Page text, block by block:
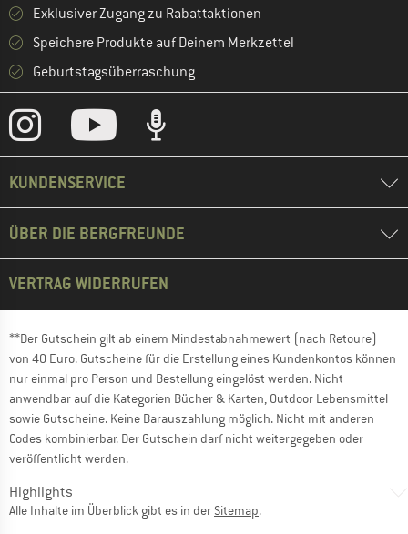
Exklusiver Zugang zu Rabattaktionen
Speichere Produkte auf Deinem Merkzettel
Geburtstagsüberraschung
KUNDENSERVICE
ÜBER DIE BERGFREUNDE
VERTRAG WIDERRUFEN
**Der Gutschein gilt ab einem Mindestabnahmewert (nach Retoure)
von 40 Euro. Gutscheine für die Erstellung eines Kundenkontos können
nur einmal pro Person und Bestellung eingelöst werden. Nicht
anwendbar auf die Kategorien Bücher & Karten, Outdoor Lebensmittel
sowie Gutscheine. Keine Barauszahlung möglich. Nicht mit anderen
Codes kombinierbar. Der Gutschein darf nicht weitergegeben oder
veröffentlicht werden.
Highlights
Alle Inhalte im Überblick gibt es in der Sitemap.